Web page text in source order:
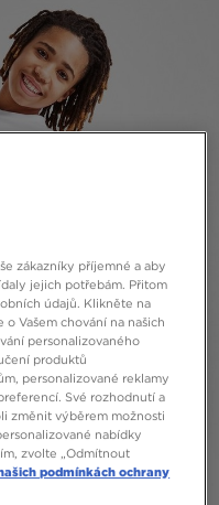
zákazníky příjemné a aby
jejich potřebám. Přitom
údajů. Klikněte na
o Vašem chování na našich
personalizovaného
produktů
personalizované reklamy
Své rozhodnutí a
změnit výběrem možnosti
nabídky
zvolte „Odmítnout
podmínkách ochrany